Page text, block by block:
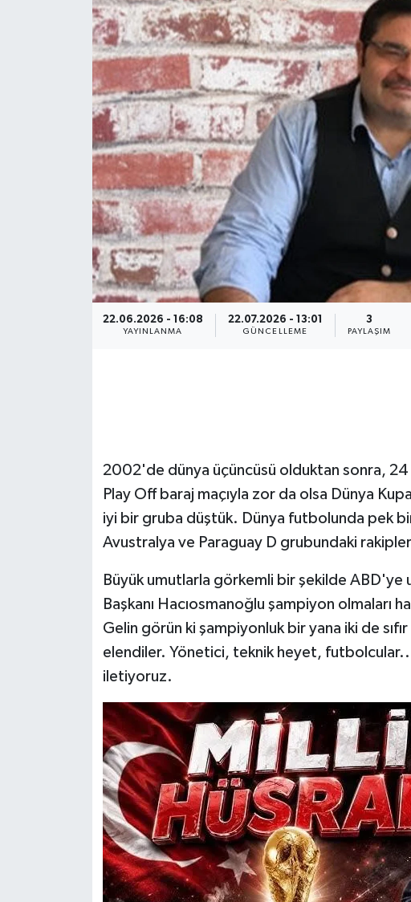
22.06.2026 - 16:08
YAYINLANMA
22.07.2026 - 13:01
GÜNCELLEME
3
PAYLAŞIM
2002'de dünya üçüncüsü olduktan sonra, 24
Play Off baraj maçıyla zor da olsa Dünya
iyi bir gruba düştük. Dünya futbolunda pek
Avustralya ve Paraguay D grubundaki
Büyük umutlarla görkemli bir şekilde ABD'ye
Başkanı Hacıosmanoğlu şampiyon olmaları
Gelin görün ki şampiyonluk bir yana iki de
elendiler. Yönetici, teknik heyet,
iletiyoruz.
Magazin